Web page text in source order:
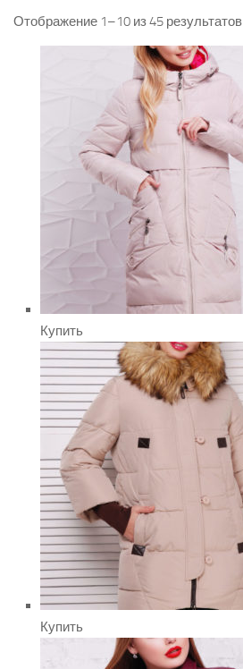
Отображение 1–10 из 45 результатов
Купить
Купить